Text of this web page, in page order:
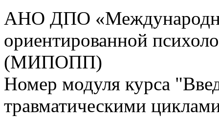
АНО ДПО
ориентированной
(МИПОПП)
Номер модуля курса
травматическими